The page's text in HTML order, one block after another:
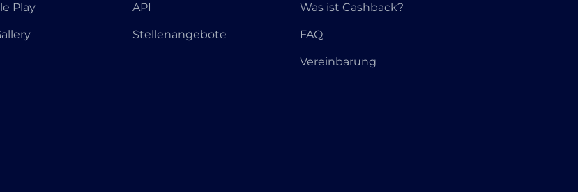
Play API
Stellenangebote
Was ist Cashback?
FAQ
Vereinbarung